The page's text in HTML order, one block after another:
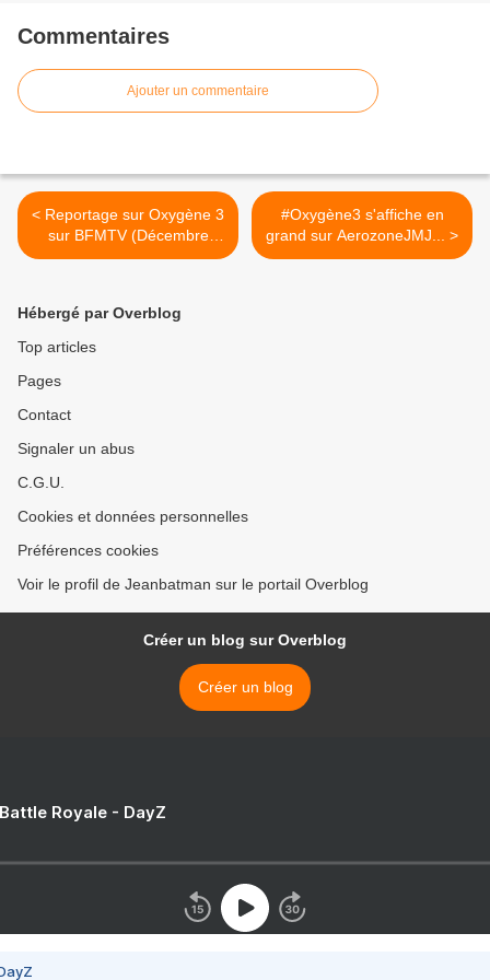
Commentaires
Ajouter un commentaire
< Reportage sur Oxygène 3
sur BFMTV (Décembre
2016)
#Oxygène3 s'affiche en
grand sur AerozoneJMJ... >
Hébergé par Overblog
Top articles
Pages
Contact
Signaler un abus
C.G.U.
Cookies et données personnelles
Préférences cookies
Voir le profil de Jeanbatman sur le portail Overblog
Créer un blog sur Overblog
Créer un blog
Royale - DayZ